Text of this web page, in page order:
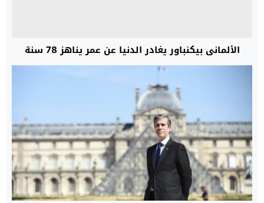
الألماني بيكنباور يغادر الدنيا عن عمر يناهز 78 سنة